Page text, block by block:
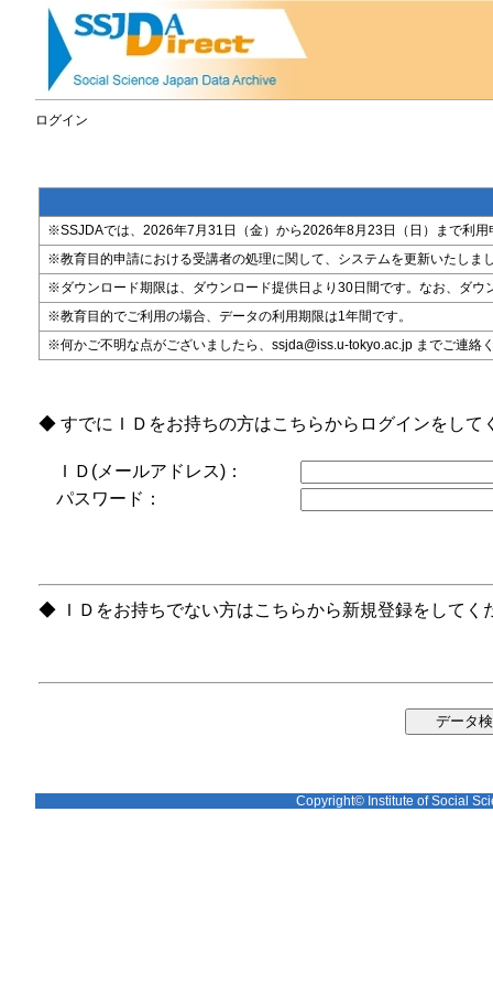
ログイン
※SSJDAでは、2026年7月31日（金）から2026年8月23日（日）まで利
※教育目的申請における受講者の処理に関して、システムを更新いたしま
※ダウンロード期限は、ダウンロード提供日より30日間です。なお、ダ
※教育目的でご利用の場合、データの利用期限は1年間です。
※何かご不明な点がございましたら、ssjda@iss.u-tokyo.ac.jp までご連絡
◆ すでにＩＤをお持ちの方はこちらからログインをして
ＩＤ(メールアドレス)：
パスワード：
◆ ＩＤをお持ちでない方はこちらから新規登録をしてく
Copyright© Institute of Social